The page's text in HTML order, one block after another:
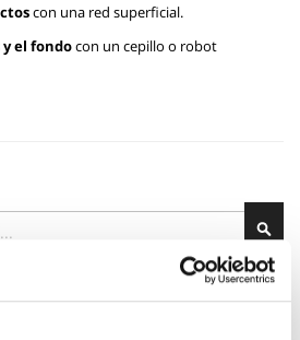
con una red superficial.
el fondocon un cepillo o robot